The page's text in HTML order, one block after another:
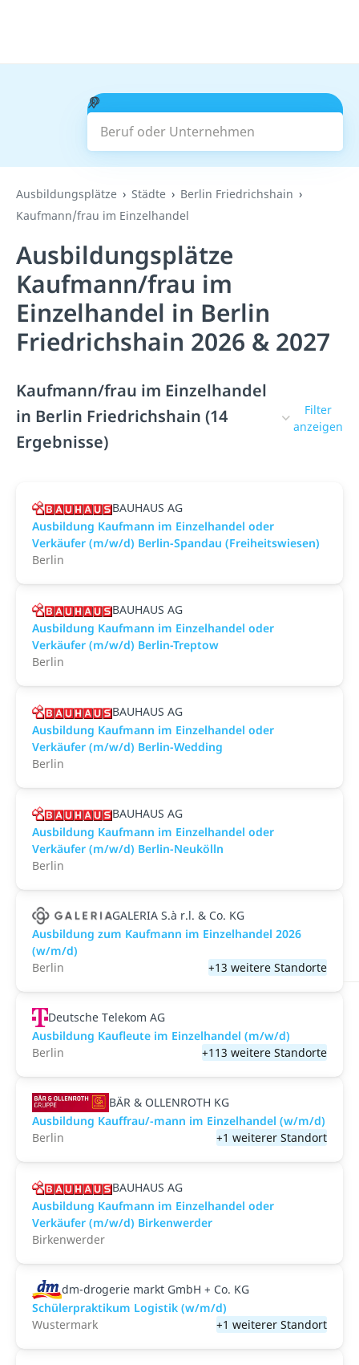
Beruf oder Unternehmen
Suchen
Ausbildungsplätze Städte
Berlin Friedrichshain
Kaufmann/frau im Einzelhandel
Ausbildungsplätze
Kaufmann/frau im
Einzelhandel in Berlin
Friedrichshain 2026 & 2027
Kaufmann/frau im Einzelhandel
in Berlin Friedrichshain (14
Ergebnisse)
Filter
anzeigen
BAUHAUS AG
Ausbildung Kaufmann im Einzelhandel oder
Verkäufer (m/w/d) Berlin-Spandau (Freiheitswiesen)
Berlin
BAUHAUS AG
Ausbildung Kaufmann im Einzelhandel oder
Verkäufer (m/w/d) Berlin-Treptow
Berlin
BAUHAUS AG
Ausbildung Kaufmann im Einzelhandel oder
Verkäufer (m/w/d) Berlin-Wedding
Berlin
BAUHAUS AG
Ausbildung Kaufmann im Einzelhandel oder
Verkäufer (m/w/d) Berlin-Neukölln
Berlin
GALERIA S.à r.l. & Co. KG
Ausbildung zum Kaufmann im Einzelhandel 2026
(w/m/d)
Berlin
+13 weitere Standorte
Deutsche Telekom AG
Ausbildung Kaufleute im Einzelhandel (m/w/d)
Berlin
+113 weitere Standorte
BÄR & OLLENROTH KG
Ausbildung Kauffrau/-mann im Einzelhandel (w/m/d)
Berlin
+1 weiterer Standort
BAUHAUS AG
Ausbildung Kaufmann im Einzelhandel oder
Verkäufer (m/w/d) Birkenwerder
Birkenwerder
dm-drogerie markt GmbH + Co. KG
Schülerpraktikum Logistik (w/m/d)
Wustermark
+1 weiterer Standort